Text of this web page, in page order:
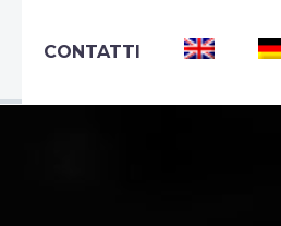
CONTATTI